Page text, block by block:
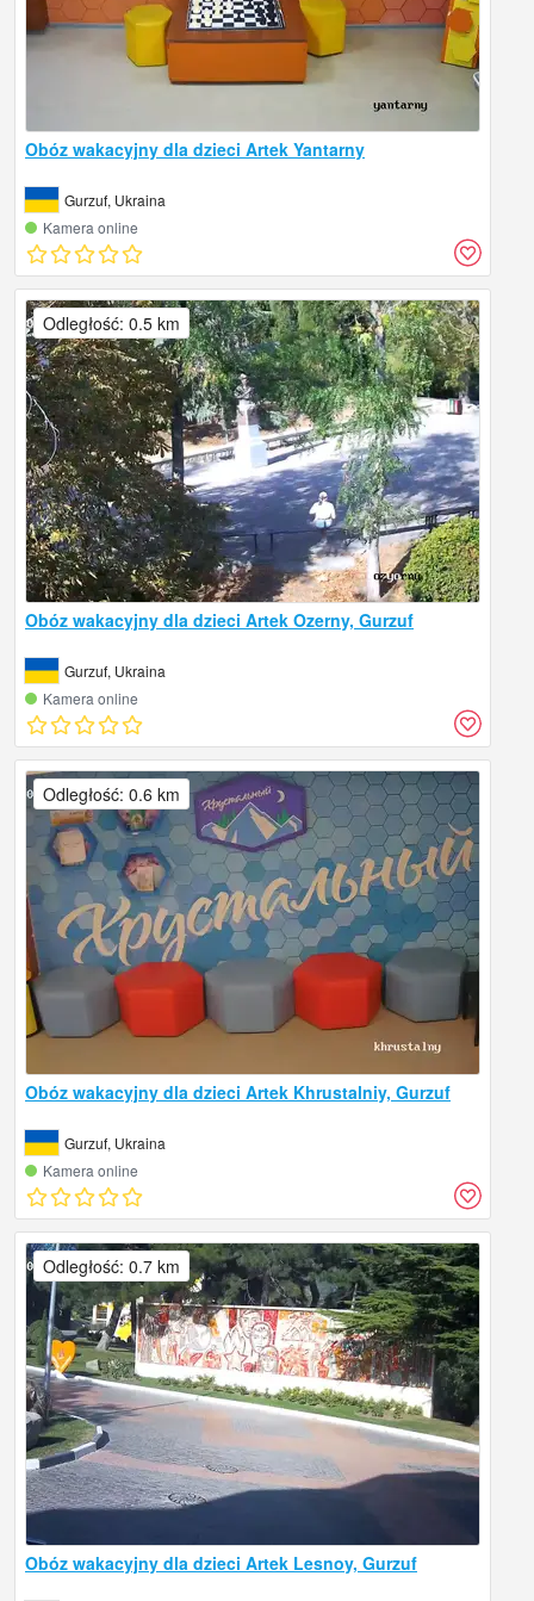
Obóz wakacyjny dla dzieci Artek Yantarny
Gurzuf, Ukraina
Kamera online
Obóz wakacyjny dla dzieci Artek Ozerny, Gurzuf
Gurzuf, Ukraina
Kamera online
Odległość: 0.5 km
Obóz wakacyjny dla dzieci Artek Khrustalniy, Gurzuf
Gurzuf, Ukraina
Kamera online
Odległość: 0.6 km
Obóz wakacyjny dla dzieci Artek Lesnoy, Gurzuf
Odległość: 0.7 km